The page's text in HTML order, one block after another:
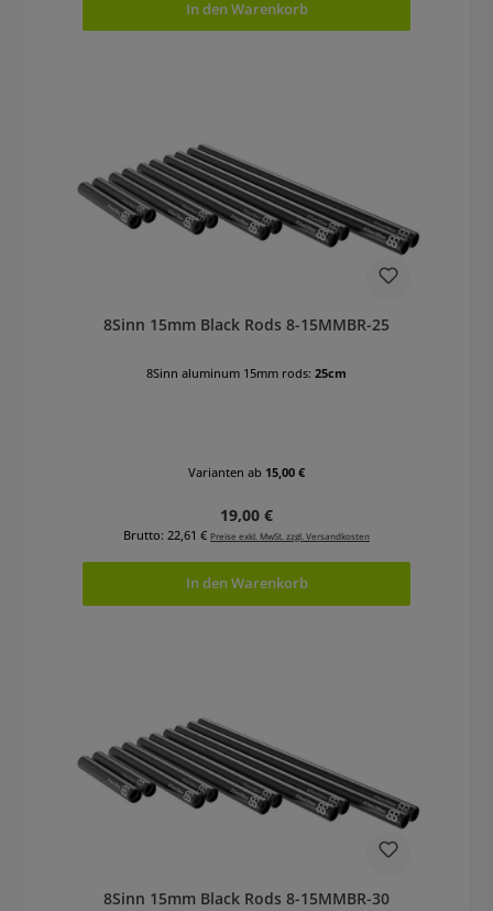
In den Warenkorb
8Sinn 15mm Black Rods 8-15MMBR-25
8Sinn aluminum 15mm rods: 25cm
Varianten ab 15,00 €
Regulärer Preis:
19,00 €
Brutto: 22,61 € Preise exkl. MwSt. zzgl. Versandkosten
In den Warenkorb
8Sinn 15mm Black Rods 8-15MMBR-30